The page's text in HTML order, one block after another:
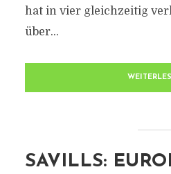
hat in vier gleichzeitig
über...
SAVILLS: